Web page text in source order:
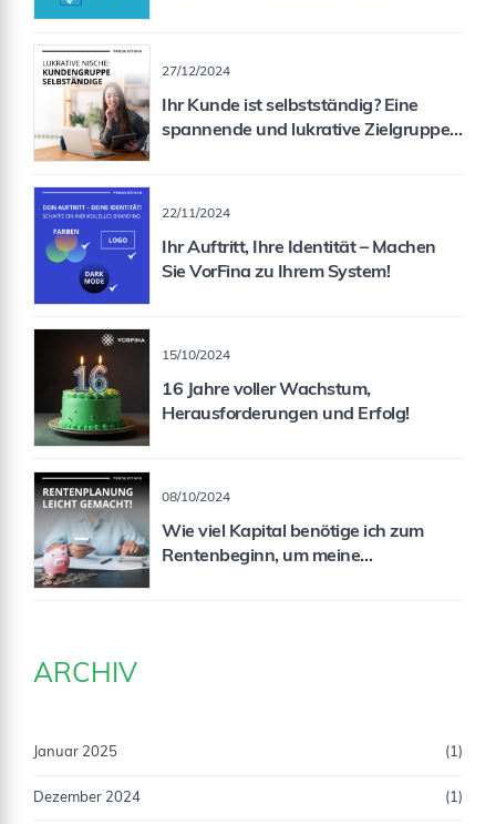
27/12/2024
Ihr Kunde ist selbstständig? Eine
spannende und lukrative Zielgruppe
22/11/2024
Ihr Auftritt, Ihre Identität – Machen
Sie VorFina zu Ihrem System!
15/10/2024
16 Jahre voller Wachstum,
Herausforderungen und Erfolg!
08/10/2024
Wie viel Kapital benötige ich zum
Rentenbeginn, um meine
ARCHIV
Januar 2025 (1)
Dezember 2024 (1)